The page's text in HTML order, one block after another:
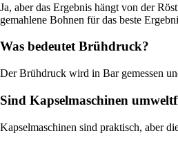
Ja, aber das Ergebnis hängt von der
gemahlene Bohnen für das beste
Was bedeutet Brühdruck?
Der Brühdruck wird in Bar gemessen
Sind Kapselmaschinen
Kapselmaschinen sind praktisch, aber